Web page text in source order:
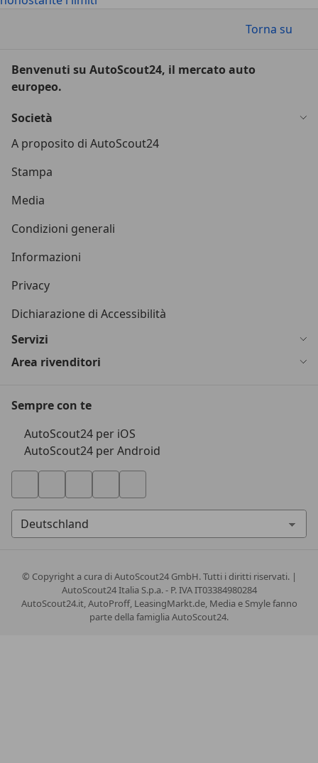
Torna su
Benvenuti su AutoScout24, il mercato auto
europeo.
Società
A proposito di AutoScout24
Stampa
Media
Condizioni generali
Informazioni
Privacy
Dichiarazione di Accessibilità
Servizi
Area rivenditori
Sempre con te
AutoScout24 per iOS
AutoScout24 per Android
© Copyrighta cura di AutoScout24 GmbH. Tutti i diritti riservati. |
AutoScout24 Italia S.p.a. - P. IVA IT03384980284
AutoScout24.it, AutoProff, LeasingMarkt.de, Media e Smyle fanno
parte della famiglia AutoScout24.